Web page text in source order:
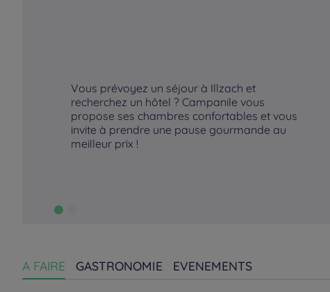
Vous prévoyez un séjour à Illzach et
recherchez un hôtel ? Campanile vous
propose ses chambres confortables et vous
invite à prendre une pause gourmande au
meilleur prix !
A FAIRE GASTRONOMIE EVENEMENTS